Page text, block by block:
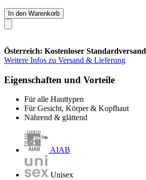
In den Warenkorb
Österreich: Kostenloser Standardversand
Weitere Infos zu Versand & Lieferung
Eigenschaften und Vorteile
Für alle Hauttypen
Für Gesicht, Körper & Kopfhaut
Nährend & glättend
AIAB
Unisex